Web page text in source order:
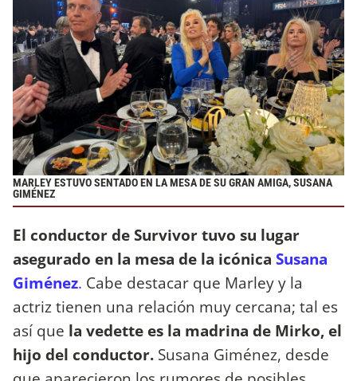
MARLEY ESTUVO SENTADO EN LA MESA DE SU GRAN AMIGA, SUSANA
GIMÉNEZ
El conductor de Survivor tuvo su lugar
asegurado en la mesa de la icónica Susana
Giménez. Cabe destacar que Marley y la
actriz tienen una relación muy cercana; tal es
así que la vedette es la madrina de Mirko, el
hijo del conductor. Susana Giménez, desde